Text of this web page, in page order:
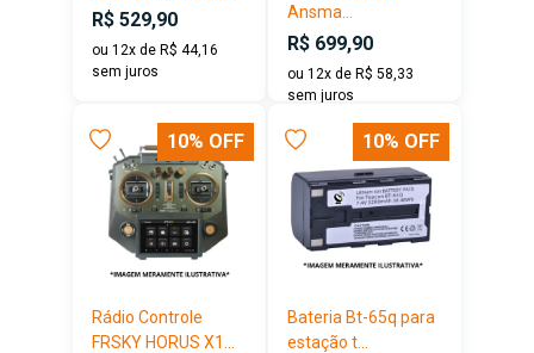
R$ 529,90
ou 12x de R$ 44,16
sem juros
Ansma...
R$ 699,90
ou 12x de R$ 58,33
sem juros
10% OFF
Rádio Controle
FRSKY HORUS X1...
10% OFF
Bateria Bt-65q para
estação t...